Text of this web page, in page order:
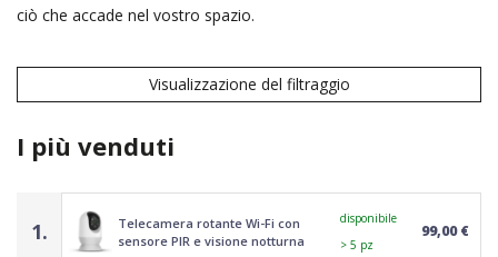
ciò che accade nel vostro spazio.
Visualizzazione del filtraggio
I più venduti
1.
Telecamera rotante Wi-Fi con
sensore PIR e visione notturna
disponibile
> 5 pz
99,00 €